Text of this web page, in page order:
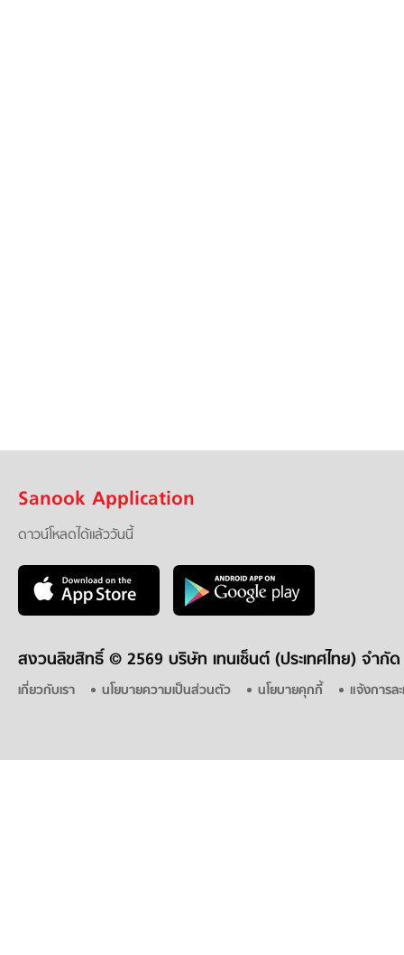
Sanook Application
ดาวน์โหลดได้แล้ววันนี้
สงวนลิขสิทธิ์ © 2569 บริษัท เทนเซ็นต์ (ประเทศไทย) จำกัด
เกี่ยวกับเรา นโยบายความเป็นส่วนตัว นโยบายคุกกี้ แจ้งการล